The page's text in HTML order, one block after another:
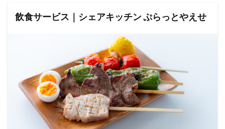
飲食サービス｜シェアキッチン ぷらっとやえせ